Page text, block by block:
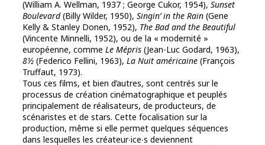
(William A. Wellman, 1937 ; George Cukor, 1954), Sunset
Boulevard(Billy Wilder, 1950), Singin’ in the Rain (Gene
Kelly & Stanley Donen, 1952), The Bad and the Beautiful
(Vincente Minnelli, 1952), ou de la « modernité »
européenne, comme Le Mépris (Jean-Luc Godard, 1963),
8½ (Federico Fellini, 1963), La Nuit américaine (François
Truffaut, 1973).
Tous ces films, et bien d’autres, sont centrés sur le
processus de création cinématographique et peuplés
principalement de réalisateurs, de producteurs, de
scénaristes et de stars. Cette focalisation sur la
production, même si elle permet quelques séquences
dans lesquelles les créateur∙ice∙s deviennent